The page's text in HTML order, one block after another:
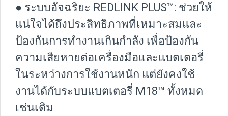
● ระบบอัจฉริยะ REDLINK PLUS™: ช่วยให้
แน่ใจได้ถึงประสิทธิภาพที่เหมาะสมและ
ป้องกันการทำงานเกินกำลัง เพื่อป้องกัน
ความเสียหายต่อเครื่องมือและแบตเตอรี่
ในระหว่างการใช้งานหนัก แต่ยังคงใช้
งานได้กับระบบแบตเตอรี่ M18™ ทั้งหมด
เช่นเดิม